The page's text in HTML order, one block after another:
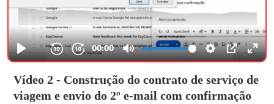
Vídeo 2 - Construção do contrato de serviço de
viagem e envio do 2º e-mail com confirmação